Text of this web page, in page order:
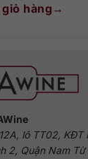
hàng
lô TT02,
2, Quận Nam Từ